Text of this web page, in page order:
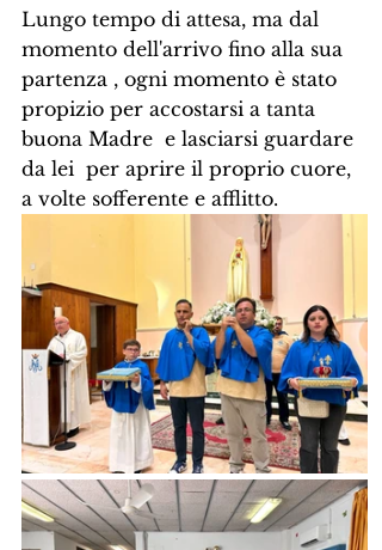
Lungo tempo di attesa, ma dal
momento dell'arrivo fino alla sua
partenza , ogni momento è stato
propizio per accostarsi a tanta
buona Madre  e lasciarsi guardare
da lei  per aprire il proprio cuore,
a volte sofferente e afflitto.